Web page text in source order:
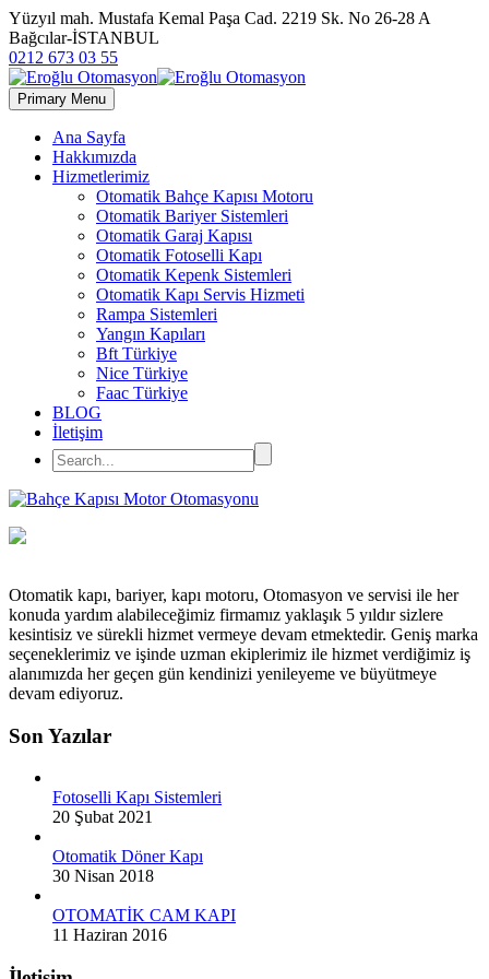
Yüzyıl mah. Mustafa Kemal Paşa Cad. 2219 Sk. No 26-28 A
Bağcılar-İSTANBUL
0212 673 03 55
Primary Menu
Ana Sayfa
Hakkımızda
Hizmetlerimiz
Otomatik Bahçe Kapısı Motoru
Otomatik Bariyer Sistemleri
Otomatik Garaj Kapısı
Otomatik Fotoselli Kapı
Otomatik Kepenk Sistemleri
Otomatik Kapı Servis Hizmeti
Rampa Sistemleri
Yangın Kapıları
Bft Türkiye
Nice Türkiye
Faac Türkiye
BLOG
İletişim
Otomatik kapı, bariyer, kapı motoru, Otomasyon ve servisi ile her
konuda yardım alabileceğimiz firmamız yaklaşık 5 yıldır sizlere
kesintisiz ve sürekli hizmet vermeye devam etmektedir. Geniş marka
seçeneklerimiz ve işinde uzman ekiplerimiz ile hizmet verdiğimiz iş
alanımızda her geçen gün kendinizi yenileyeme ve büyütmeye
devam ediyoruz.
Son Yazılar
Fotoselli Kapı Sistemleri
20 Şubat 2021
Otomatik Döner Kapı
30 Nisan 2018
OTOMATİK CAM KAPI
11 Haziran 2016